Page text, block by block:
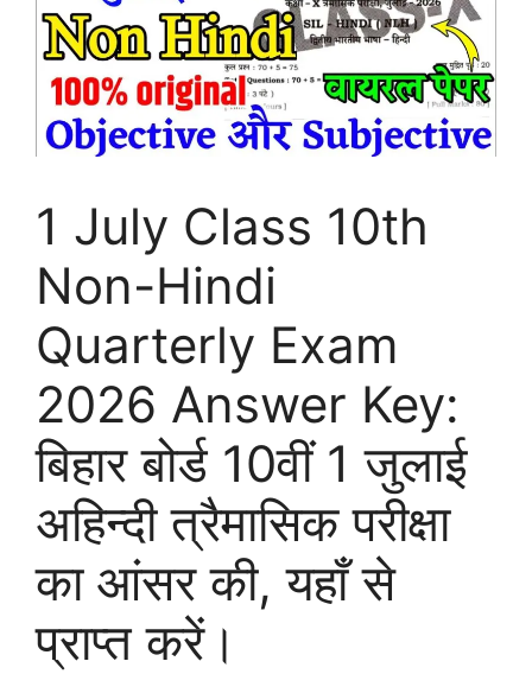
1 July Class 10th
Non-Hindi
Quarterly Exam
2026 Answer Key:
बिहार बोर्ड 10वीं 1 जुलाई
अहिन्दी त्रैमासिक परीक्षा
का आंसर की, यहाँ से
प्राप्त करें।